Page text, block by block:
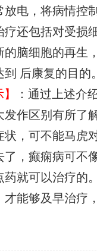
放电，将病情控
疗还包括对受损
的脑细胞的再生
后康复的目的。
：通过上述介
发作区别有所了
状，可不能马虎
，癫痫病可不
药就可以治疗的
才能够及早治疗